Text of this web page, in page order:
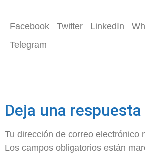
Facebook Twitter LinkedIn
Telegram
Deja una respuesta
Tu dirección de correo electrónico
Los campos obligatorios están